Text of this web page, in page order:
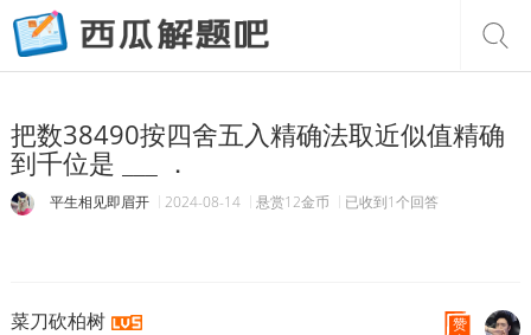
把数38490按四舍五入精确法取近似值精确
到千位是 ___ ．
平生相见即眉开 2024-08-14 悬赏12金币 已收到1个回答
赞
菜刀砍柏树